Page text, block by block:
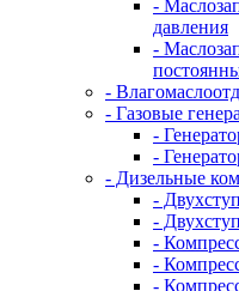
-
давления
-
-
- Газовые
-
-
- Дизельные
-
-
-
-
-